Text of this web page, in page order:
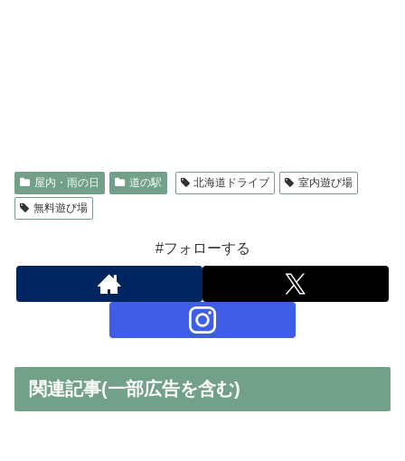
屋内・雨の日 道の駅 北海道ドライブ
室内遊び場
無料遊び場
#フォローする
関連記事(一部広告を含む)